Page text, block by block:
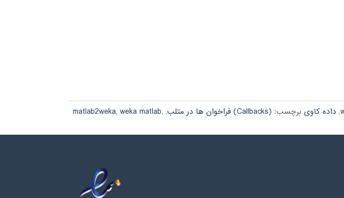
, داده کاوی برچسب: (Callbacks) فراخوان ها در متلب ,
matlab2weka, weka matlab,